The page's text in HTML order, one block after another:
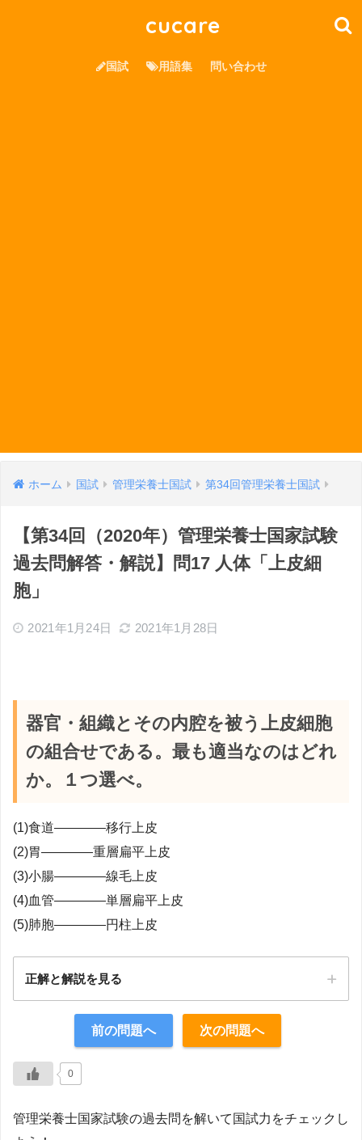
cucare
国試 用語集 問い合わせ
ホーム 国試 管理栄養士国試 第34回管理栄養士国試
【第34回（2020年）管理栄養士国家試験
過去問解答・解説】問17 人体「上皮細
胞」
2021年1月24日 2021年1月28日
器官・組織とその内腔を被う上皮細胞
の組合せである。最も適当なのはどれ
か。１つ選べ。
(1)食道――――移行上皮
(2)胃――――重層扁平上皮
(3)小腸――――線毛上皮
(4)血管――――単層扁平上皮
(5)肺胞――――円柱上皮
正解と解説を見る
前の問題へ 次の問題へ
0
管理栄養士国家試験の過去問を解いて国試力をチェックし